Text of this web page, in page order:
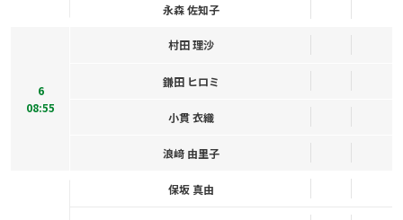
永森 佐知子
6
08:55
村田 理沙
鎌田 ヒロミ
小貫 衣織
浪﨑 由里子
保坂 真由